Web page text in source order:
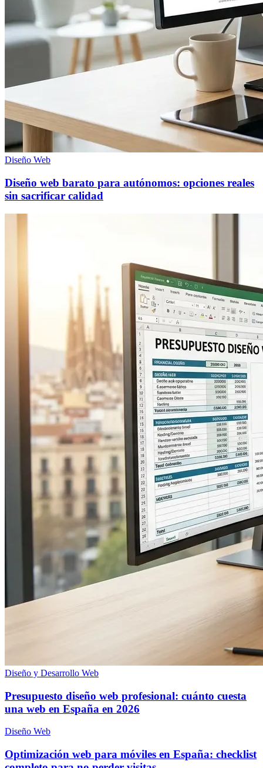
Diseño Web
Diseño web barato para autónomos: opciones reales
sin sacrificar calidad
Diseño y Desarrollo Web
Presupuesto diseño web profesional: cuánto cuesta
una web en España en 2026
Diseño Web
Optimización web para móviles en España: checklist